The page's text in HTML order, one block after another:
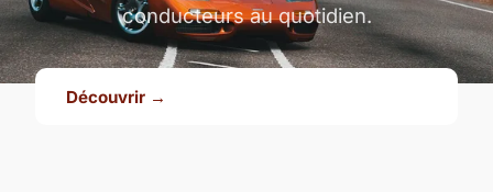
conducteurs au quotidien.
Découvrir →